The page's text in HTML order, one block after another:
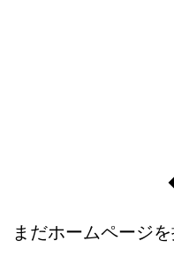
まだホームページ